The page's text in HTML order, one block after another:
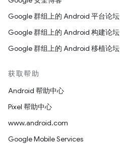
Google 群组上的 Android 平台论坛
Google 群组上的 Android 构建论坛
Google 群组上的 Android 移植论坛
获取帮助
Android 帮助中心
Pixel 帮助中心
www.android.com
Google Mobile Services